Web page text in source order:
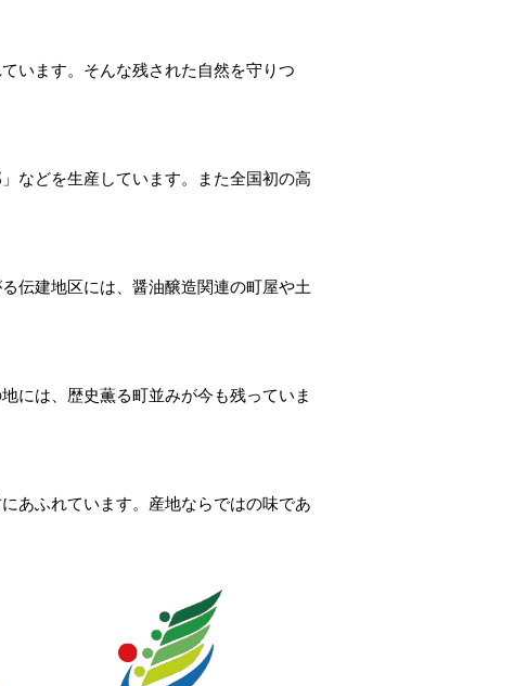
います。そんな残された自然を守りつ
などを生産しています。また全国初の高
伝建地区には、醤油醸造関連の町屋や土
には、歴史薫る町並みが今も残っていま
あふれています。産地ならではの味であ